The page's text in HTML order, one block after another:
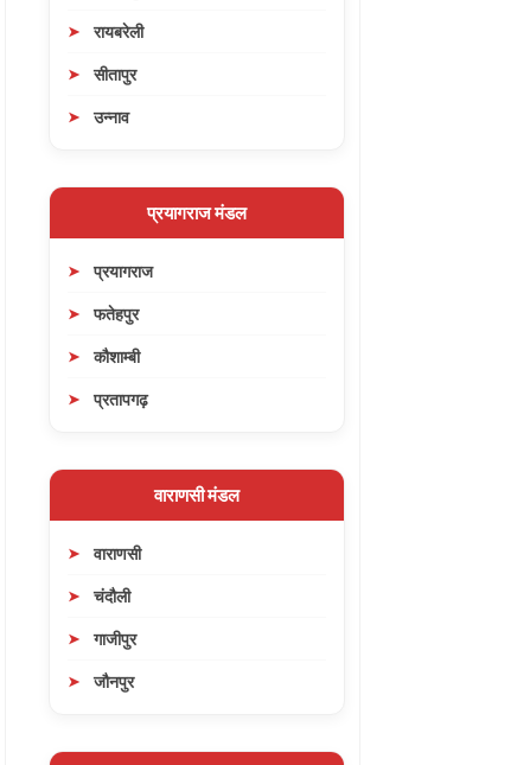
रायबरेली
सीतापुर
उन्नाव
प्रयागराज मंडल
प्रयागराज
फतेहपुर
कौशाम्बी
प्रतापगढ़
वाराणसी मंडल
वाराणसी
चंदौली
गाजीपुर
जौनपुर